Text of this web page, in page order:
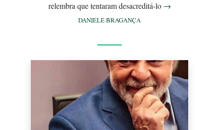
relembra que tentaram desacreditá-lo →
DANIELE BRAGANÇA